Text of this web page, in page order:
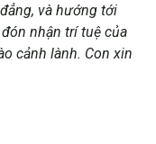
và hướng tới
nhận trí tuệ của
cảnh lành. Con xin